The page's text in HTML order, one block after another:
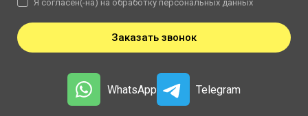
Заказать звонок
Я согласен(-на) на обработку персональных данных
WhatsApp Telegram